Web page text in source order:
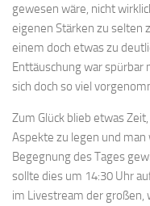
gewesen wäre, nicht
eigenen Stärken zu selten
einem doch etwas zu
Enttäuschung war spürbar
sich doch so viel
Zum Glück blieb etwas
Aspekte zu legen und
Begegnung des Tages
sollte dies um 14:30 Uhr
im Livestream der großen,